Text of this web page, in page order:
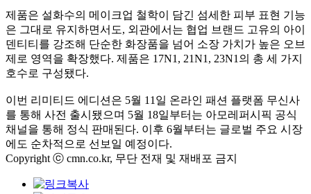
제품은 설화수의 메이크업 철학이 담긴 섬세한 피부 표현 기능
은 그대로 유지하면서도, 외관에서는 협업 브랜드 고유의 아이
덴티티를 강조해 단순한 화장품을 넘어 소장 가치가 높은 오브
제로 영역을 확장했다. 제품은 17N1, 21N1, 23N1의 총 세 가지
호수로 구성됐다.
이번 리미티드 에디션은 5월 11일 온라인 패션 플랫폼 무신사
를 통해 사전 출시됐으며 5월 18일부터는 아모레퍼시픽 공식
채널을 통해 정식 판매된다. 이후 6월부터는 글로벌 주요 시장
에도 순차적으로 선보일 예정이다.
Copyright ⓒ cmn.co.kr, 무단 전재 및 재배포 금지